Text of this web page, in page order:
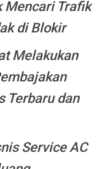
Mencari Trafik
di Blokir
Melakukan
Terbaru dan
Service AC